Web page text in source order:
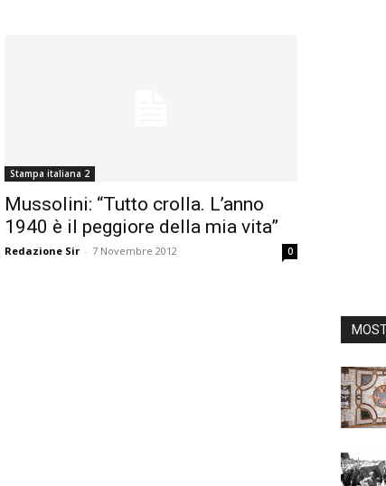
Stampa italiana 2
Mussolini: “Tutto crolla. L’anno
1940 è il peggiore della mia vita”
Redazione Sir - 7 Novembre 2012 0